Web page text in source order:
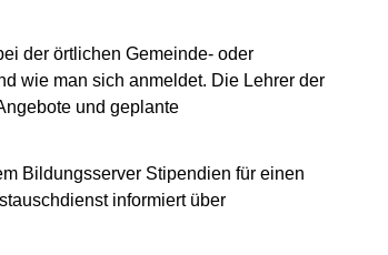
der örtlichen Gemeinde- oder
wie man sich anmeldet. Die Lehrer der
und geplante
Bildungsserver Stipendien für einen
informiert über